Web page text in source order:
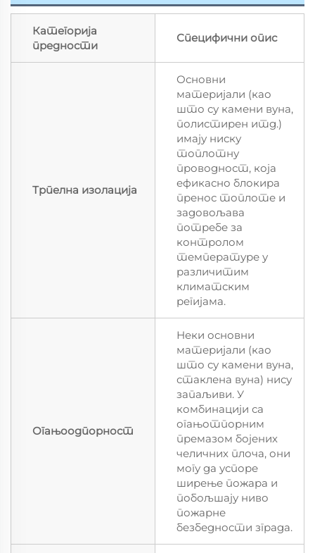
Категорија
предности
Специфични опис
Трпелна изолација
Основни
материјали (као
што су камени вуна,
полистирен итд.)
имају ниску
топлотну
проводност, која
ефикасно блокира
пренос топлоте и
задовољава
потребе за
контролом
температуре у
различитим
климатским
регијама.
Огањоодпорност
Неки основни
материјали (као
што су камени вуна,
стаклена вуна) нису
запаљиви. У
комбинацији са
огањотпорним
премазом бојених
челичних плоча, они
могу да успоре
ширење пожара и
побољшају ниво
пожарне
безбедности зграда.